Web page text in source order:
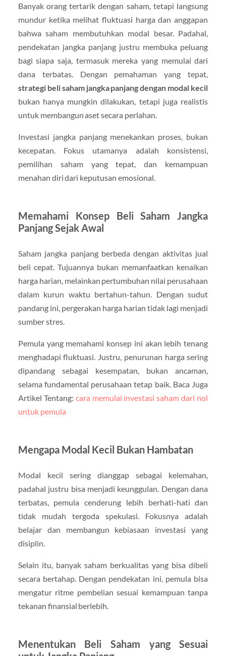
Banyak orang tertarik dengan saham, tetapi langsung
mundur ketika melihat fluktuasi harga dan anggapan
bahwa saham membutuhkan modal besar. Padahal,
pendekatan jangka panjang justru membuka peluang
bagi siapa saja, termasuk mereka yang memulai dari
dana terbatas. Dengan pemahaman yang tepat,
strategi beli saham jangka panjang dengan modal kecil
bukan hanya mungkin dilakukan, tetapi juga realistis
untuk membangun aset secara perlahan.
Investasi jangka panjang menekankan proses, bukan
kecepatan. Fokus utamanya adalah konsistensi,
pemilihan saham yang tepat, dan kemampuan
menahan diri dari keputusan emosional.
Memahami Konsep Beli Saham Jangka
Panjang Sejak Awal
Saham jangka panjang berbeda dengan aktivitas jual
beli cepat. Tujuannya bukan memanfaatkan kenaikan
harga harian, melainkan pertumbuhan nilai perusahaan
dalam kurun waktu bertahun-tahun. Dengan sudut
pandang ini, pergerakan harga harian tidak lagi menjadi
sumber stres.
Pemula yang memahami konsep ini akan lebih tenang
menghadapi fluktuasi. Justru, penurunan harga sering
dipandang sebagai kesempatan, bukan ancaman,
selama fundamental perusahaan tetap baik. Baca Juga
Artikel Tentang: cara memulai investasi saham dari nol
untuk pemula
Mengapa Modal Kecil Bukan Hambatan
Modal kecil sering dianggap sebagai kelemahan,
padahal justru bisa menjadi keunggulan. Dengan dana
terbatas, pemula cenderung lebih berhati-hati dan
tidak mudah tergoda spekulasi. Fokusnya adalah
belajar dan membangun kebiasaan investasi yang
disiplin.
Selain itu, banyak saham berkualitas yang bisa dibeli
secara bertahap. Dengan pendekatan ini, pemula bisa
mengatur ritme pembelian sesuai kemampuan tanpa
tekanan finansial berlebih.
Menentukan Beli Saham yang Sesuai